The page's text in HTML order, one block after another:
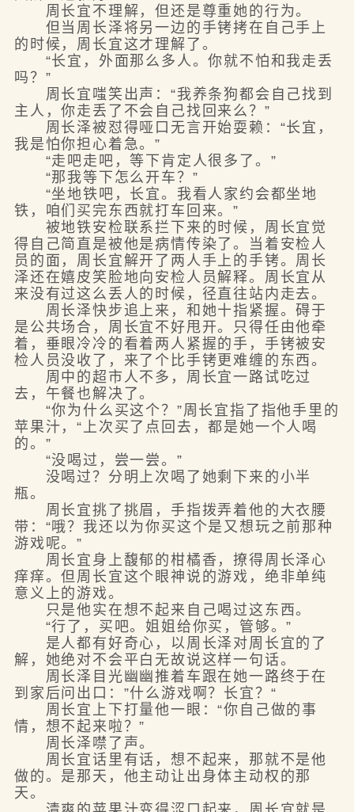
周长宜不理解，但还是尊重她的行为。
但当周长泽将另一边的手铐拷在自己手上
的时候，周长宜这才理解了。
“长宜，外面那么多人。你就不怕和我走丢
吗？”
周长宜嗤笑出声：“我养条狗都会自己找到
主人，你走丢了不会自己找回来么？”
周长泽被怼得哑口无言开始耍赖：“长宜，
我是怕你担心着急。”
“走吧走吧，等下肯定人很多了。”
“那我等下怎么开车？”
“坐地铁吧，长宜。我看人家约会都坐地
铁，咱们买完东西就打车回来。”
被地铁安检联系拦下来的时候，周长宜觉
得自己简直是被他是病情传染了。当着安检人
员的面，周长宜解开了两人手上的手铐。周长
泽还在嬉皮笑脸地向安检人员解释。周长宜从
来没有过这么丢人的时候，径直往站内走去。
周长泽快步追上来，和她十指紧握。碍于
是公共场合，周长宜不好甩开。只得任由他牵
着，垂眼冷冷的看着两人紧握的手，手铐被安
检人员没收了，来了个比手铐更难缠的东西。
周中的超市人不多，周长宜一路试吃过
去，午餐也解决了。
“你为什么买这个？”周长宜指了指他手里的
苹果汁，“上次买了点回去，都是她一个人喝
的。”
“没喝过，尝一尝。”
没喝过？分明上次喝了她剩下来的小半
瓶。
周长宜挑了挑眉，手指拨弄着他的大衣腰
带：“哦？我还以为你买这个是又想玩之前那种
游戏呢。”
周长宜身上馥郁的柑橘香，撩得周长泽心
痒痒。但周长宜这个眼神说的游戏，绝非单纯
意义上的游戏。
只是他实在想不起来自己喝过这东西。
“行了，买吧。姐姐给你买，管够。”
是人都有好奇心，以周长泽对周长宜的了
解，她绝对不会平白无故说这样一句话。
周长泽目光幽幽推着车跟在她一路终于在
到家后问出口：”什么游戏啊？长宜？“
周长宜上下打量他一眼：“你自己做的事
情，想不起来啦？”
周长泽噤了声。
周长宜话里有话，想不起来，那就不是他
做的。是那天，他主动让出身体主动权的那
天。